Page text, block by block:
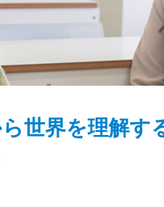
世界を理解す